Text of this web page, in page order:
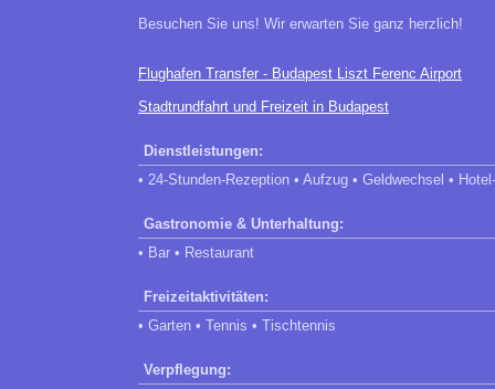
Besuchen Sie uns! Wir erwarten Sie ganz herzlich!
Flughafen Transfer - Budapest Liszt Ferenc Airport
Stadtrundfahrt und Freizeit in Budapest
Dienstleistungen:
• 24-Stunden-Rezeption • Aufzug • Geldwechsel •
Gastronomie & Unterhaltung:
• Bar • Restaurant
Freizeitaktivitäten:
• Garten • Tennis • Tischtennis
Verpflegung: